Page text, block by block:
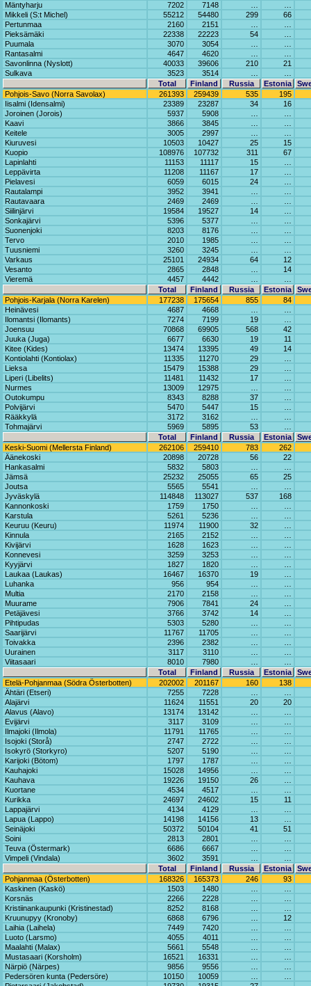
Mäntyharju
7202 7148
Mikkeli (S:t Michel)
55212 54480 299
66
Pertunmaa
2160 2151
Pieksämäki
22338 22223 54
Puumala
3070 3054
Rantasalmi
4647 4620
Savonlinna (Nyslott)
40033 39606 210
21
Sulkava
3523 3514
Total
Finland Russia Estonia
Pohjois-Savo (Norra Savolax)
261393 259439 535
195
Iisalmi (Idensalmi)
23389 23287 34
16
Joroinen (Jorois)
5937 5908
Kaavi
3866 3845
Keitele
3005 2997
Kiuruvesi
10503 10427 25
15
Kuopio
108976 107732 311
67
Lapinlahti
11153 11117 15
Leppävirta
11208 11167 17
Pielavesi
6059 6015 24
Rautalampi
3952 3941
Rautavaara
2469 2469
Siilinjärvi
19584 19527 14
Sonkajärvi
5396 5377
Suonenjoki
8203 8176
Tervo
2010 1985
Tuusniemi
3260 3245
Varkaus
25101 24934 64
12
Vesanto
2865 2848
14
Vieremä
4457 4442
Total
Finland Russia Estonia
Pohjois-Karjala (Norra Karelen)
177238 175654 855
84
Heinävesi
4687 4668
Ilomantsi (Ilomants)
7274 7199 19
Joensuu
70868 69905 568
42
Juuka (Juga)
6677 6630 19
11
Kitee (Kides)
13474 13395 49
14
Kontiolahti (Kontiolax)
11335 11270 29
Lieksa
15479 15388 29
Liperi (Libelits)
11481 11432 17
Nurmes
13009 12975
Outokumpu
8343 8288 37
Polvijärvi
5470 5447 15
Rääkkylä
3172 3162
Tohmajärvi
5969 5895 53
Total
Finland Russia Estonia
Keski-Suomi (Mellersta Finland)
262106 259410 783
262
Äänekoski
20898 20728 56
22
Hankasalmi
5832 5803
Jämsä
25232 25055 65
25
Joutsa
5565 5541
Jyväskylä
114848 113027 537
168
Kannonkoski
1759 1750
Karstula
5261 5236
Keuruu (Keuru)
11974 11900 32
Kinnula
2165 2152
Kivijärvi
1628 1623
Konnevesi
3259 3253
Kyyjärvi
1827 1820
Laukaa (Laukas)
16467 16370 19
Luhanka
956 954
Multia
2170 2158
Muurame
7906 7841 24
Petäjävesi
3766 3742 14
Pihtipudas
5303 5280
Saarijärvi
11767 11705
Toivakka
2396 2382
Uurainen
3117 3110
Viitasaari
8010 7980
Total
Finland Russia Estonia
Etelä-Pohjanmaa (Södra Österbotten)
202002 201167 160
138
Ähtäri (Etseri)
7255 7228
Alajärvi
11624 11551 20
20
Alavus (Alavo)
13174 13142
Evijärvi
3117 3109
Ilmajoki (Ilmola)
11791 11765
Isojoki (Storå)
2747 2722
Isokyrö (Storkyro)
5207 5190
Karijoki (Bötom)
1797 1787
Kauhajoki
15028 14956
Kauhava
19226 19150 26
Kuortane
4534 4517
Kurikka
24697 24602 15
11
Lappajärvi
4134 4129
Lapua (Lappo)
14198 14156 13
Seinäjoki
50372 50104 41
51
Soini
2813 2801
Teuva (Östermark)
6686 6667
Vimpeli (Vindala)
3602 3591
Total
Finland Russia Estonia
Pohjanmaa (Österbotten)
168326 165373 246
93
Kaskinen (Kaskö)
1503 1480
Korsnäs
2266 2228
Kristiinankaupunki (Kristinestad)
8252 8168
Kruunupyy (Kronoby)
6868 6796
12
Laihia (Laihela)
7449 7420
Luoto (Larsmo)
4055 4011
Maalahti (Malax)
5661 5548
Mustasaari (Korsholm)
16521 16331
Närpiö (Närpes)
9856 9556
Pedersören kunta (Pedersöre)
10150 10059